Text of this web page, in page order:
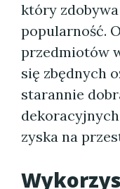
który
popularność.
przedmiotów
się zbędnych
starannie
zyska na